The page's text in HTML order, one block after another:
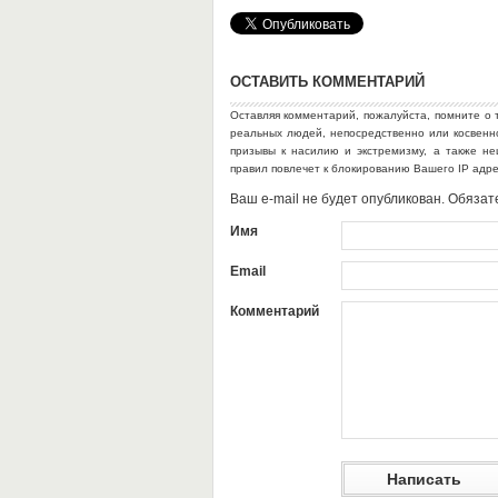
ОСТАВИТЬ КОММЕНТАРИЙ
Оставляя комментарий, пожалуйста, помните
реальных людей, непосредственно или
призывы к насилию и экстремизму, а также
правил повлечет к блокированию Вашего IP
Ваш e-mail не будет опубликован.
Имя
Email
Комментарий